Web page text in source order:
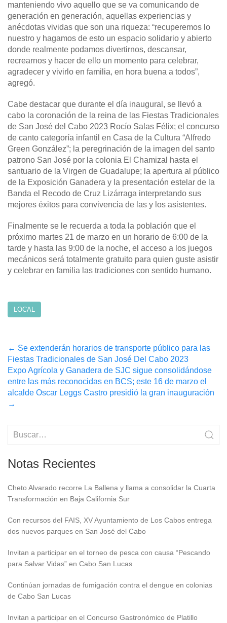
manteniendo vivo aquello que se va comunicando de
generación en generación, aquellas experiencias y
anécdotas vividas que son una riqueza: “recuperemos lo
nuestro y hagamos de esto un espacio solidario y abierto
donde realmente podamos divertirnos, descansar,
recrearnos y hacer de ello un momento para celebrar,
agradecer y vivirlo en familia, en hora buena a todos”,
agregó.
Cabe destacar que durante el día inaugural, se llevó a
cabo la coronación de la reina de las Fiestas Tradicionales
de San José del Cabo 2023 Rocío Salas Félix; el concurso
de canto categoría infantil en Casa de la Cultura “Alfredo
Green González”; la peregrinación de la imagen del santo
patrono San José por la colonia El Chamizal hasta el
santuario de la Virgen de Guadalupe; la apertura al público
de la Exposición Ganadera y la presentación estelar de la
Banda el Recodo de Cruz Lizárraga interpretando sus
mejores éxitos para convivencia de las y los asistentes.
Finalmente se le recuerda a toda la población que el
próximo martes 21 de marzo en un horario de 6:00 de la
tarde y hasta las 9:00 de la noche, el acceso a los juegos
mecánicos será totalmente gratuito para quien guste asistir
y celebrar en familia las tradiciones con sentido humano.
LOCAL
Post
navigation
← Se extenderán horarios de transporte público para las
Fiestas Tradicionales de San José Del Cabo 2023
Expo Agrícola y Ganadera de SJC sigue consolidándose
entre las más reconocidas en BCS; este 16 de marzo el
alcalde Oscar Leggs Castro presidió la gran inauguración
→
Notas Recientes
Cheto Alvarado recorre La Ballena y llama a consolidar la Cuarta
Transformación en Baja California Sur
Con recursos del FAIS, XV Ayuntamiento de Los Cabos entrega
dos nuevos parques en San José del Cabo
Invitan a participar en el torneo de pesca con causa “Pescando
para Salvar Vidas” en Cabo San Lucas
Continúan jornadas de fumigación contra el dengue en colonias
de Cabo San Lucas
Invitan a participar en el Concurso Gastronómico de Platillo